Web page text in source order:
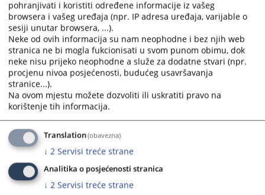
07.04.2008.
МОДУЛ 5 – МАТЕРИЈАЛНИ И ПРОЦЕСНИ
АСПЕКТИ ПРОЦЕСУИРАЊА КРИВИЧНИХ ДЈЕЛА
У ОБЛАСТИ СИГУРНОСТИ ПРОМЕТА НА
ПУТЕВИМА
06.04.2008.
МОДУЛ 6 - МАТЕРИЈАЛНИ И ПРОЦЕСНИ
АСПЕКТИ ПРОЦЕСУИРАЊА КРИВИЧНИХ ДЈЕЛА
У ОБЛАСТИ ЦАРИНА И ПОРЕЗА
pohranjivati i koristiti određene informacije iz vašeg
browsera i vašeg uređaja (npr. IP adresa uređaja, varijable o
sesiji unutar browsera, ...).
Neke od ovih informacija su nam neophodne i bez njih web
stranica ne bi mogla fukcionisati u svom punom obimu, dok
neke nisu prijeko neophodne a služe za dodatne stvari (npr.
procjenu nivoa posjećenosti, budućeg usavršavanja
stranice...).
Na ovom mjestu možete dozvoliti ili uskratiti pravo na
korištenje tih informacija.
Translation(obavezna)
↓ 2 Servisi treće strane
Analitika o posjećenosti stranica
↓ 2 Servisi treće strane